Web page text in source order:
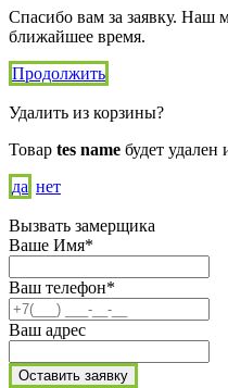
Спасибо вам за заявку. Наш
ближайшее время.
Продолжить
Удалить из корзины?
Товар tes name будет удален
да нет
Вызвать замерщика
Ваше Имя*
Ваш телефон*
Ваш адрес
Оставить заявку